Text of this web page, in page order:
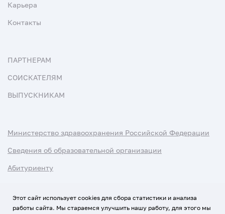
Карьера
Контакты
ПАРТНЕРАМ
СОИСКАТЕЛЯМ
ВЫПУСКНИКАМ
Министерство здравоохранения Российской Федерации
Сведения об образовательной организации
Абитуриенту
Этот сайт использует cookies для сбора статистики и анализа
работы сайта. Мы стараемся улучшить нашу работу, для этого мы